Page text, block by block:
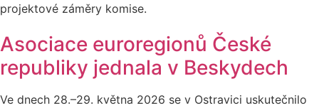
projektové záměry komise.
Asociace euroregionů České
republiky jednala v Beskydech
Ve dnech 28.–29. května 2026 se v Ostravici uskutečnilo